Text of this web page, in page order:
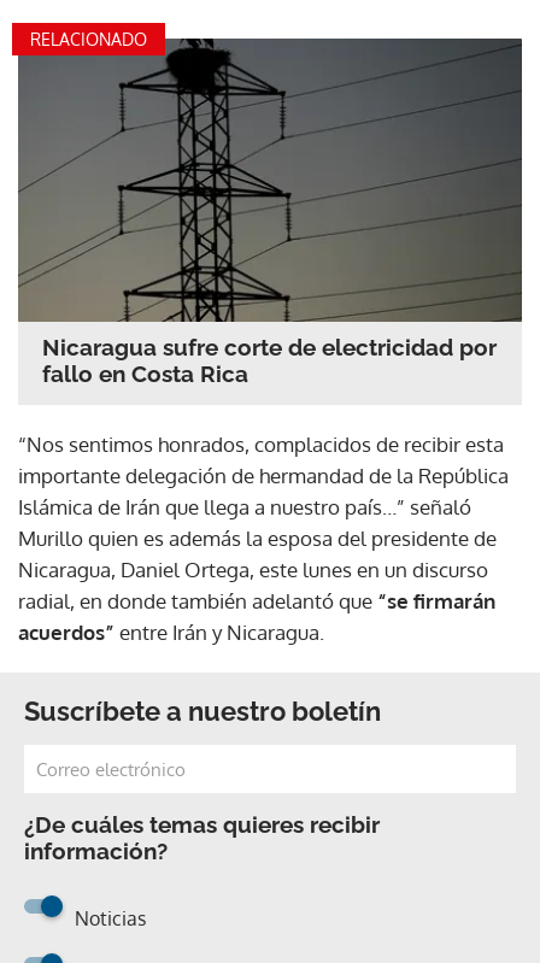
RELACIONADO
Nicaragua sufre corte de electricidad por
fallo en Costa Rica
“Nos sentimos honrados, complacidos de recibir esta
importante delegación de hermandad de la República
Islámica de Irán que llega a nuestro país…” señaló
Murillo quien es además la esposa del presidente de
Nicaragua, Daniel Ortega, este lunes en un discurso
radial, en donde también adelantó que “se firmarán
acuerdos” entre Irán y Nicaragua.
Suscríbete a nuestro boletín
¿De cuáles temas quieres recibir
información?
Noticias